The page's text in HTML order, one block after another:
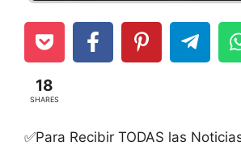
18
SHARES
✅Para Recibir TODAS las